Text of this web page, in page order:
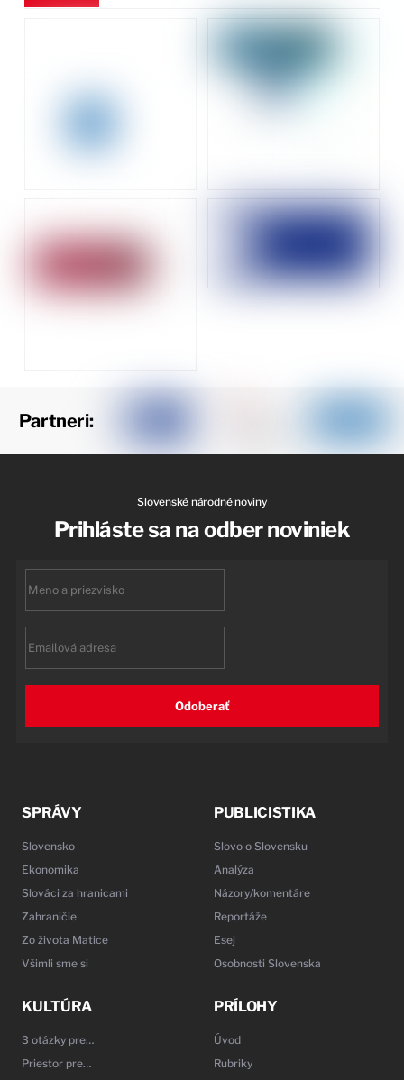
Partneri:
Slovenské národné noviny
Prihláste sa na odber noviniek
Odoberať
SPRÁVY
Slovensko
Ekonomika
Slováci za hranicami
Zahraničie
Zo života Matice
Všimli sme si
PUBLICISTIKA
Slovo o Slovensku
Analýza
Názory/komentáre
Reportáže
Esej
Osobnosti Slovenska
KULTÚRA
3 otázky pre…
Priestor pre…
PRÍLOHY
Úvod
Rubriky